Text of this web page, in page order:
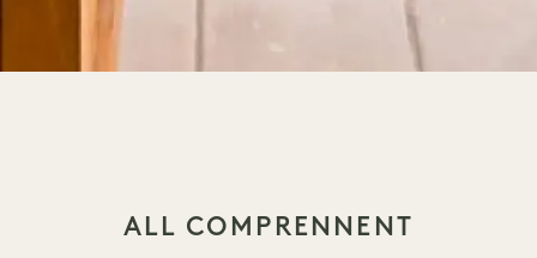
ALL COMPRENNENT